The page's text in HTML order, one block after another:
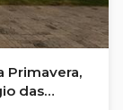
Primavera,
das